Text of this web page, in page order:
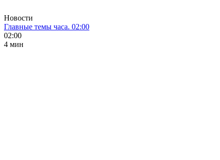
Новости
Главные темы часа. 02:00
02:00
4 мин